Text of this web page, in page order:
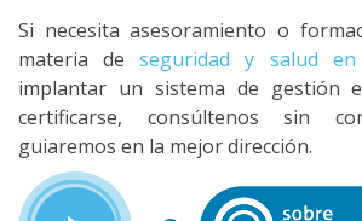
Si necesita asesoramiento o
materia deseguridad y salud
implantar un sistema de gestión
certificarse, consúltenos sin
guiaremos en la mejor dirección.